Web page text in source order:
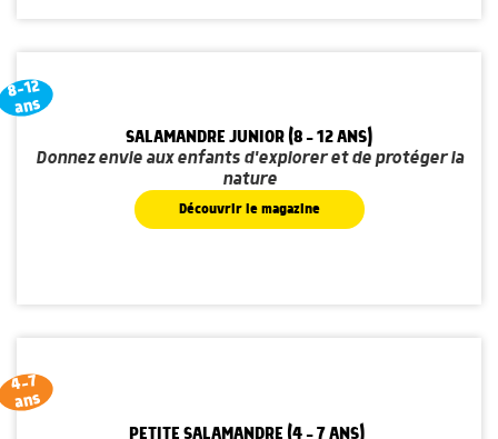
8-12
ans
SALAMANDRE JUNIOR (8 - 12 ANS)
Donnez envie aux enfants d'explorer et de protéger la
nature
Découvrir le magazine
4-7
ans
PETITE SALAMANDRE (4 - 7 ANS)